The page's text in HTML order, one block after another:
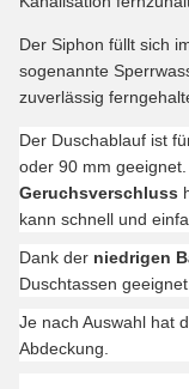
Der Siphon füllt sich
sogenannte
zuverlässig
Der Duschablauf ist
oder 90 mm
Geruchsverschluss
kann schnell und
Dank der niedrigen
Duschtassen geeignet.
Je nach Auswahl hat
Abdeckung.